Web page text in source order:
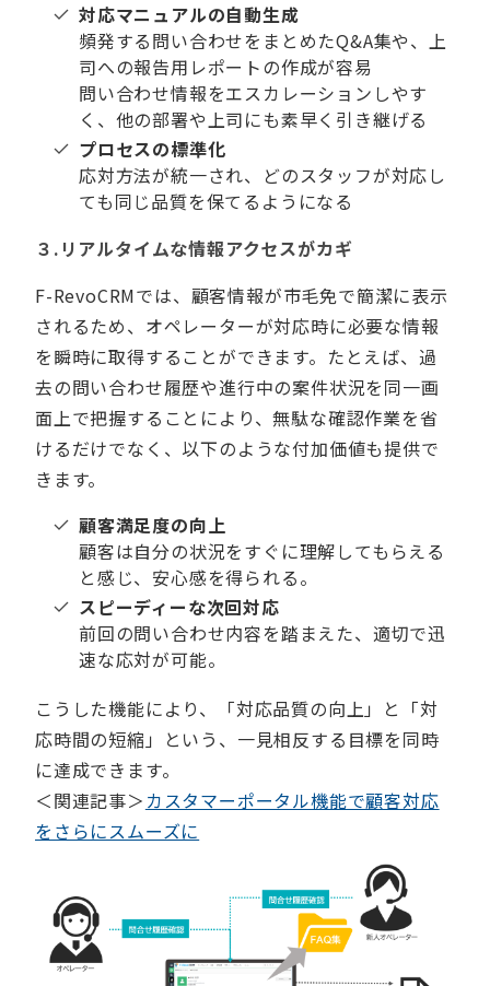
対応マニュアルの自動生成
頻発する問い合わせをまとめたQ&A集や、上
司への報告用レポートの作成が容易
問い合わせ情報をエスカレーションしやす
く、他の部署や上司にも素早く引き継げる
プロセスの標準化
応対方法が統一され、どのスタッフが対応し
ても同じ品質を保てるようになる
３.リアルタイムな情報アクセスがカギ
F-RevoCRMでは、顧客情報が市毛免で簡潔に表示
されるため、オペレーターが対応時に必要な情報
を瞬時に取得することができます。たとえば、過
去の問い合わせ履歴や進行中の案件状況を同一画
面上で把握することにより、無駄な確認作業を省
けるだけでなく、以下のような付加価値も提供で
きます。
顧客満⾜度の向上
顧客は自分の状況をすぐに理解してもらえる
と感じ、安心感を得られる。
スピーディーな次回対応
前回の問い合わせ内容を踏まえた、適切で迅
速な応対が可能。
こうした機能により、「対応品質の向上」と「対
応時間の短縮」という、一見相反する目標を同時
に達成できます。
＜関連記事＞ カスタマーポータル機能で顧客対応
をさらにスムーズに